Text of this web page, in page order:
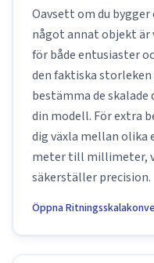
Oavsett om du
något annat objekt
för både entusiaster
den faktiska storleken
bestämma de
din modell. För extra
dig växla mellan
meter till millimeter,
säkerställer precision.
Öppna